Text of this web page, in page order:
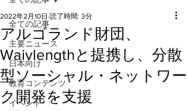
全ての記事
主要ニュース
日本向け
教育コンテンツ
イベント
アルゴランド財団、
Waivlengthと提携し、分散
型ソーシャル・ネットワー
ク開発を支援
2022年2月10日 読了時間: 3分